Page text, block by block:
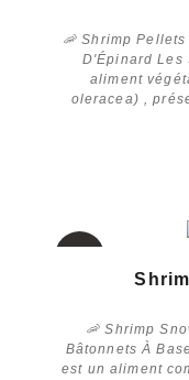
🦐 Shrimp
D'Épinard Les
aliment
oleracea) ,
🦐 Shrimp
Bâtonnets À
est un aliment